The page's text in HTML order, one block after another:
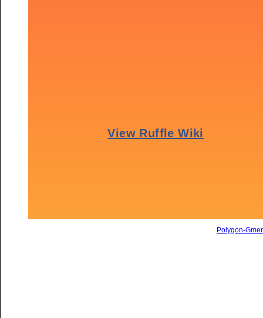
Polygon-